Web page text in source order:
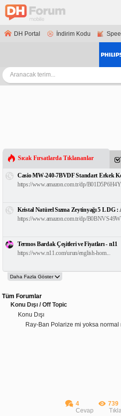
DH Portal İndirim Kodu
Sıcak Fırsatlarda Tıklananlar
Casio MW-240-7BVDF Standart Erkek
https://www.amazon.com.tr/dp/B01D5P6H4Y
Kristal Natürel Sızma Zeytinyağı 5 L DG :
https://www.amazon.com.tr/dp/
Termos Bardak Çeşitleri ve Fiyatları - n11
https://www.n11.com/urun/english-hom...
Tüm Forumlar
Konu Dışı / Off Topic
Konu Dışı
Ray-Ban Polarize mi yoksa normal
4
Cevap
739